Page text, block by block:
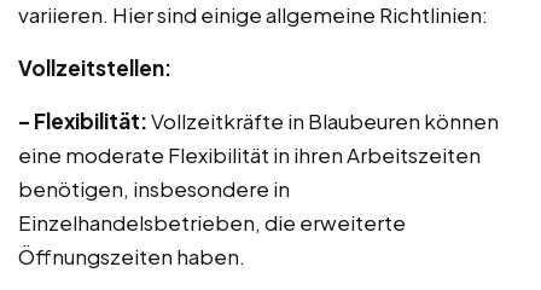
variieren. Hier sind einige allgemeine Richtlinien:
Vollzeitstellen:
– Flexibilität:Vollzeitkräfte in Blaubeuren können
eine moderate Flexibilität in ihren Arbeitszeiten
benötigen, insbesondere in
Einzelhandelsbetrieben, die erweiterte
Öffnungszeiten haben.